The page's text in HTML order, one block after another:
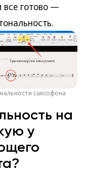
все готово —
саксофона
на
у